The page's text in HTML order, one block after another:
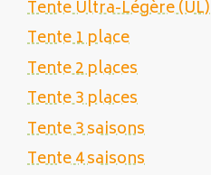
Tente Ultra-Légère (UL)
Tente 1 place
Tente 2 places
Tente 3 places
Tente 3 saisons
Tente 4 saisons